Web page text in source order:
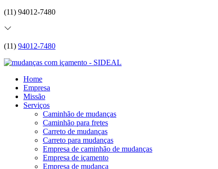
(11) 94012-7480
(11) 94012-7480
Home
Empresa
Missão
Serviços
Caminhão de mudanças
Caminhão para fretes
Carreto de mudanças
Carreto para mudanças
Empresa de caminhão de mudanças
Empresa de içamento
Empresa de mudança